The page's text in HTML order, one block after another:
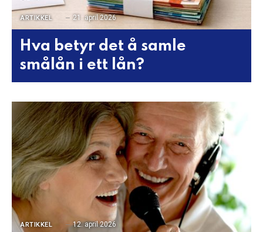
ARTIKKEL 21. april 2026
Hva betyr det å samle
smålån i ett lån?
ARTIKKEL 12. april 2026